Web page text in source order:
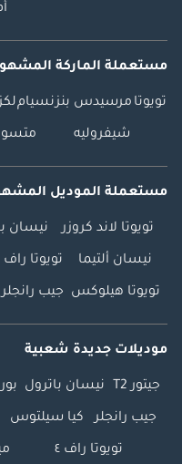
مستعملة الماركة
تويوتا مرسيدس بنزنسيام
شيفروليه
مستعملة الموديل
تويوتا لاند كروزر نيسان
نيسان ألتيما تويوتا راف 4
تويوتا هيلوكس جيب رانجلر
موديلات جديدة شعبية
جيتور T2 نيسان باترول
جيب رانجلر كيا سيلتوس
تويوتا راف ٤